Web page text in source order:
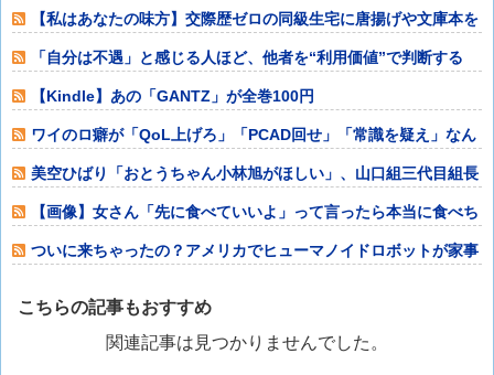
www
【私はあなたの味方】交際歴ゼロの同級生宅に唐揚げや文庫本を
「自分は不遇」と感じる人ほど、他者を“利用価値”で判断する
【Kindle】あの「GANTZ」が全巻100円
ワイのロ癖が「QoL上げろ」「PCAD回せ」「常識を疑え」なん
やが
美空ひばり「おとうちゃん小林旭がほしい」、山口組三代目組長
「よっしゃ」、
【画像】女さん「先に食べていいよ」って言ったら本当に食べち
ゃった⇒結果ｗ
ついに来ちゃったの？アメリカでヒューマノイドロボットが家事
こちらの記事もおすすめ
関連記事は見つかりませんでした。